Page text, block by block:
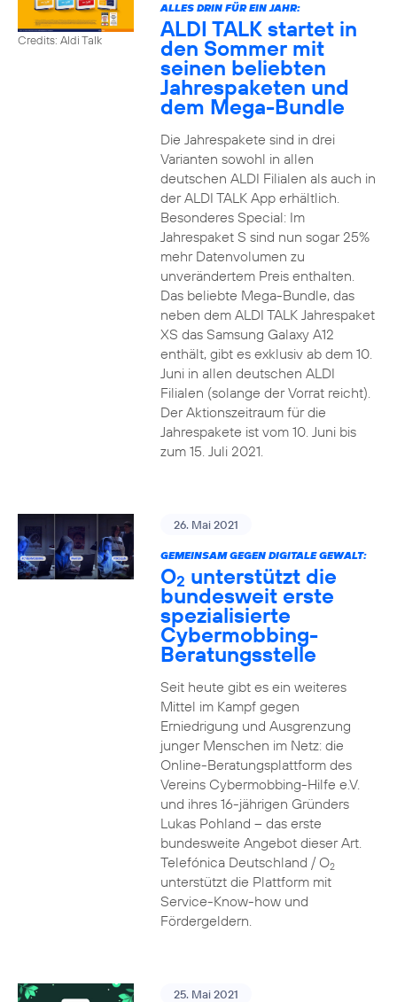
Credits: Aldi Talk
ALLES DRIN FÜR EIN JAHR:
ALDI TALK startet in
den Sommer mit
seinen beliebten
Jahrespaketen und
dem Mega-Bundle
Die Jahrespakete sind in drei
Varianten sowohl in allen
deutschen ALDI Filialen als auch in
der ALDI TALK App erhältlich.
Besonderes Special: Im
Jahrespaket S sind nun sogar 25%
mehr Datenvolumen zu
unverändertem Preis enthalten.
Das beliebte Mega-Bundle, das
neben dem ALDI TALK Jahrespaket
XS das Samsung Galaxy A12
enthält, gibt es exklusiv ab dem 10.
Juni in allen deutschen ALDI
Filialen (solange der Vorrat reicht).
Der Aktionszeitraum für die
Jahrespakete ist vom 10. Juni bis
zum 15. Juli 2021.
26. Mai 2021
GEMEINSAM GEGEN DIGITALE GEWALT:
O2 unterstützt die
bundesweit erste
spezialisierte
Cybermobbing-
Beratungsstelle
Seit heute gibt es ein weiteres
Mittel im Kampf gegen
Erniedrigung und Ausgrenzung
junger Menschen im Netz: die
Online-Beratungsplattform des
Vereins Cybermobbing-Hilfe e.V.
und ihres 16-jährigen Gründers
Lukas Pohland – das erste
bundesweite Angebot dieser Art.
Telefónica Deutschland / O2
unterstützt die Plattform mit
Service-Know-how und
Fördergeldern.
25. Mai 2021